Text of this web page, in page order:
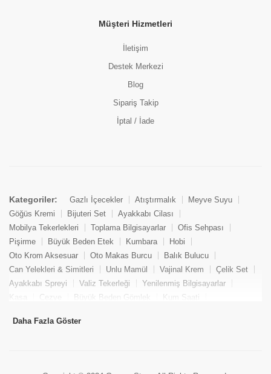
Müşteri Hizmetleri
İletişim
Destek Merkezi
Blog
Sipariş Takip
İptal / İade
Kategoriler: Gazlı İçecekler Atıştırmalık
Meyve Suyu
Göğüs Kremi
Bijuteri Set
Ayakkabı Cilası
Mobilya Tekerlekleri
Toplama Bilgisayarlar
Ofis Sehpası
Pişirme
Büyük Beden Etek Kumbara
Hobi
Oto Krom Aksesuar
Oto Makas Burcu
Balık Bulucu
Can Yelekleri & Simitleri
Unlu Mamül Vajinal Krem
Çelik Set
Ayakkabı Spreyi
Valiz Tekerleği
Yenilenmiş Bilgisayarlar
Kasa
Cezve Büyük Beden Gömlek
Kum Saati
Tekne Bağlama & Demirleme
Daha Fazla Göster